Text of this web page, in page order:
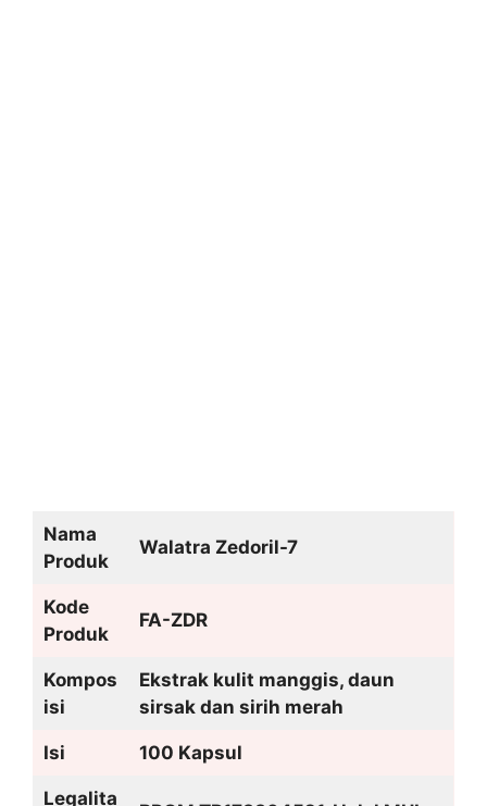
Nama
Produk
Walatra Zedoril-7
Kode
Produk
FA-ZDR
Kompos
isi
Ekstrak kulit manggis, daun
sirsak dan sirih merah
Isi 100 Kapsul
Legalita